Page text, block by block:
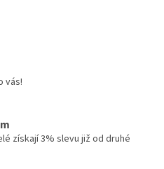
vás!
získají 3% slevu již od druhé